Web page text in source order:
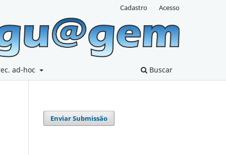
ad-hoc Buscar
Cadastro Acesso
Enviar Submissão